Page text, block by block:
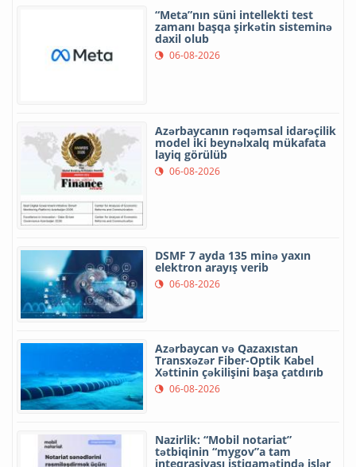
“Meta”nın süni intellekti test
zamanı başqa şirkətin sisteminə
daxil olub
06-08-2026
Azərbaycanın rəqəmsal idarəçilik
model iki beynəlxalq mükafata
layiq görülüb
06-08-2026
DSMF 7 ayda 135 minə yaxın
elektron arayış verib
06-08-2026
Azərbaycan və Qazaxıstan
Transxəzər Fiber-Optik Kabel
Xəttinin çəkilişini başa çatdırıb
06-08-2026
Nazirlik: “Mobil notariat”
tətbiqinin “mygov”a tam
inteqrasiyası istiqamətində işlər